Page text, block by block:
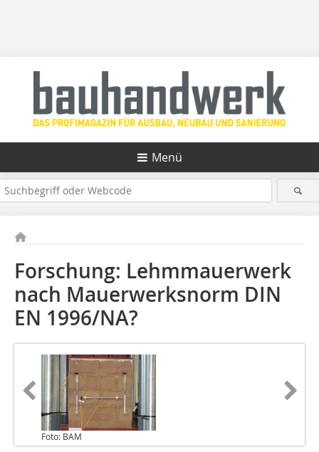
Menü
Forschung: Lehmmauerwerk
nach Mauerwerksnorm DIN
EN 1996/NA?
Foto: BAM